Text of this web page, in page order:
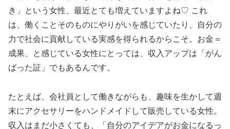
き」という女性、最近とても増えていますよね♡ これ
は、働くことそのものにやりがいを感じていたり、自分の
力で社会に貢献している実感を得られるからこそ。お金＝
成果、と感じている女性にとっては、収入アップは「がん
ばった証」でもあるんです。
たとえば、会社員として働きながらも、趣味を生かして週
末にアクセサリーをハンドメイドして販売している女性。
収入はまだ小さくても、「自分のアイデアがお金になるっ